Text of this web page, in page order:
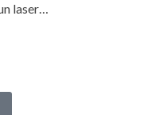
laser…